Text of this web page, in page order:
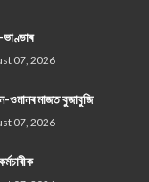
07, 2026
ওমানৰ মাজত বুজাবুজি
07, 2026